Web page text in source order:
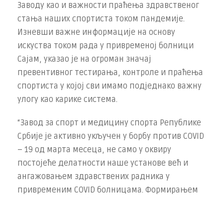
Заводу као и важности праћења здравственог
стања наших спортиста током пандемије.
Изневши важне информације на основу
искуства током рада у привременој болници
Сајам, указао је на огроман значај
превентивног тестирања, контроле и праћења
спортиста у којој сви имамо подједнако важну
улогу као карике система.
“Завод за спорт и медицину спорта Републике
Србије је активно укључен у борбу против COVID
– 19 од марта месеца, не само у оквиру
постојеће делатности наше установе већ и
ангажовањем здравствених радника у
привременим COVID болницама. Формирањем